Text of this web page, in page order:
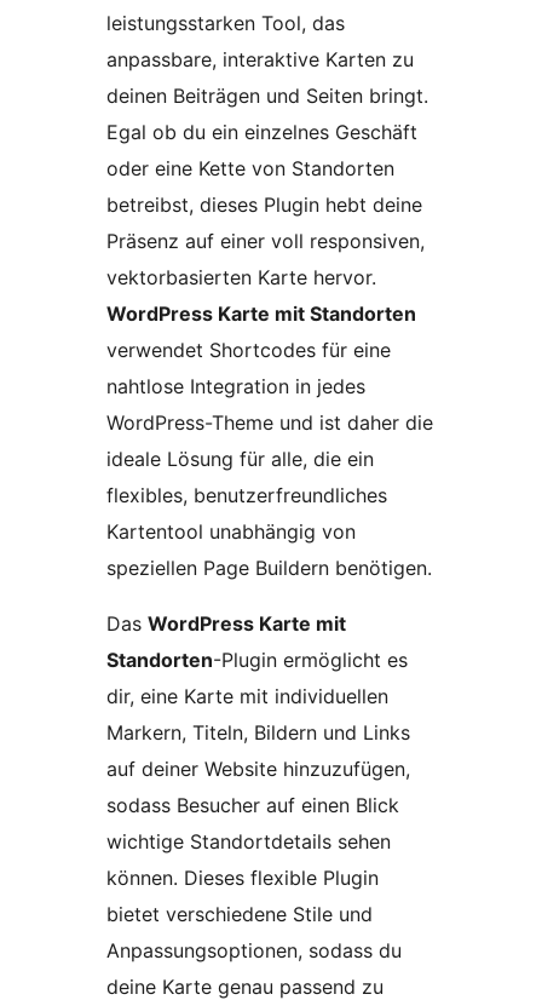
leistungsstarken Tool, das
anpassbare, interaktive Karten zu
deinen Beiträgen und Seiten bringt.
Egal ob du ein einzelnes Geschäft
oder eine Kette von Standorten
betreibst, dieses Plugin hebt deine
Präsenz auf einer voll responsiven,
vektorbasierten Karte hervor.
WordPress Karte mit Standorten
verwendet Shortcodes für eine
nahtlose Integration in jedes
WordPress-Theme und ist daher die
ideale Lösung für alle, die ein
flexibles, benutzerfreundliches
Kartentool unabhängig von
speziellen Page Buildern benötigen.
Das WordPress Karte mit
Standorten-Plugin ermöglicht es
dir, eine Karte mit individuellen
Markern, Titeln, Bildern und Links
auf deiner Website hinzuzufügen,
sodass Besucher auf einen Blick
wichtige Standortdetails sehen
können. Dieses flexible Plugin
bietet verschiedene Stile und
Anpassungsoptionen, sodass du
deine Karte genau passend zu